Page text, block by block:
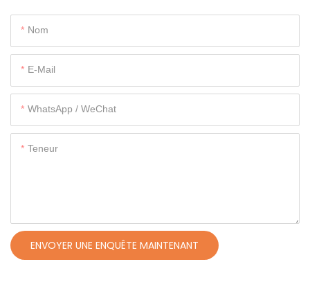
Nom
E-Mail
WhatsApp / WeChat
Teneur
ENVOYER UNE ENQUÊTE MAINTENANT